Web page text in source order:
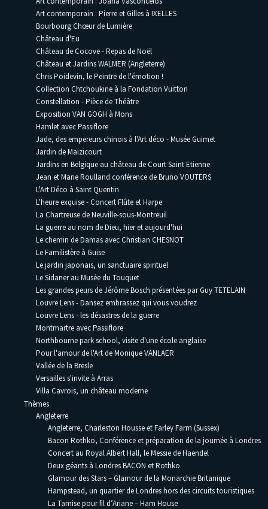
Art contemporain : Pierre et Gilles à IXELLES
Bourbourg Chœur de Lumière
Château d'Eu
Château de Cocove - Repas de Noël
Château et Jardins WALMER (Angleterre)
Chris Poidevin, le Peintre de l'émotion !
Collection Chtchoukine à la Fondation Vuitton
Constellation - Pièce de Théâtre
Exposition VAN GOGH à Mons
Hamlet avec Passiflore
Jade, des empereurs chinois à l'Art déco - Musée Guimet
Jardin de Maizicourt
Jardins en Belgique au château de Court Saint Etienne
Jean et Marie Roulland conférence de Bruno VOUTERS
L'Art Déco à Saint Quentin
L'heure exquise - Concert Flûte et Harpe
La Chartreuse de Neuville-sous-Montreuil
La guerre au nom de Dieu, hier et aujourd'hui
Le chemin de Damas avec Christian CHESNOT
Le Familistère à Guise
Le jardin japonais, un sanctuaire spirituel
Le Sidaner au Musée du Touquet
Les grandes peurs de Jérôme Bosch présentées par Guy TETELAIN
Louvre Lens - Dansez embrassez qui vous voudrez
Louvre Lens - les désastres de la guerre
Montmartre avec Passiflore
Northbourne park school, visite d'une école anglaise
Pour l'amour de l'Art de Monique VANLAER
Vallée de la Bresle
Versailles s'invite à Arras
Villa Cavrois, un château moderne
Thèmes
Angleterre
Angleterre, Charleston Housse et Farley Farm (Sussex)
Bacon Rothko, Conférence et préparation de la journée à Londres
Concert au Royal Albert Hall, le Messie de Haendel
Deux géants à Londres BACON et Rothko
Glamour des Stars – Glamour de la Monarchie Britanique
Hampstead, un quartier de Londres hors des circuits touristiques
La Tamise pour fil d’Ariane – Ham House